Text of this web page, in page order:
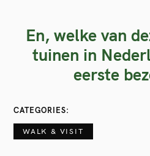
En, welke van
tuinen in
eerste
CATEGORIES
WALK & VISIT